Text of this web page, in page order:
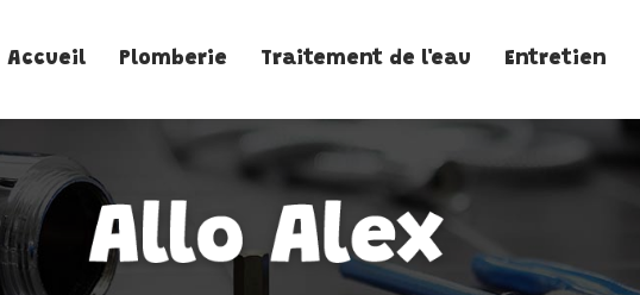
Accueil Plomberie Traitement de l'eau Entretien